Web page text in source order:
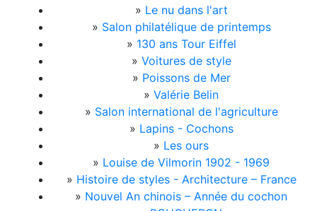
» Le nu dans l'art
» Salon philatélique de printemps
» 130 ans Tour Eiffel
» Voitures de style
» Poissons de Mer
» Valérie Belin
» Salon international de l'agriculture
» Lapins - Cochons
» Les ours
» Louise de Vilmorin 1902 - 1969
» Histoire de styles - Architecture – France
» Nouvel An chinois – Année du cochon